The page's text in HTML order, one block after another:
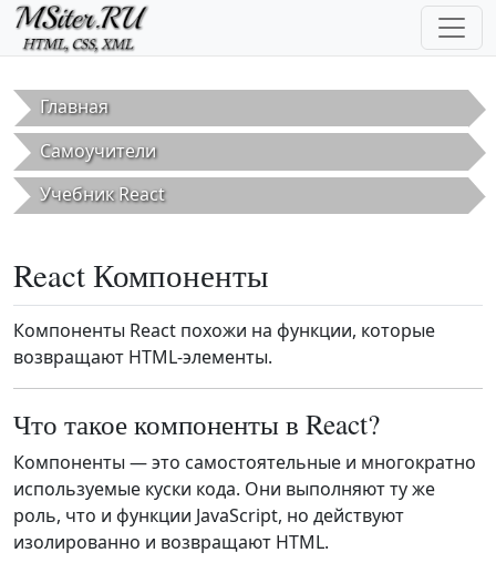
Перейти к основному содержанию
Главная
Самоучители
Учебник React
React Компоненты
Компоненты React похожи на функции, которые
возвращают HTML-элементы.
Что такое компоненты в React?
Компоненты — это самостоятельные и многократно
используемые куски кода. Они выполняют ту же
роль, что и функции JavaScript, но действуют
изолированно и возвращают HTML.